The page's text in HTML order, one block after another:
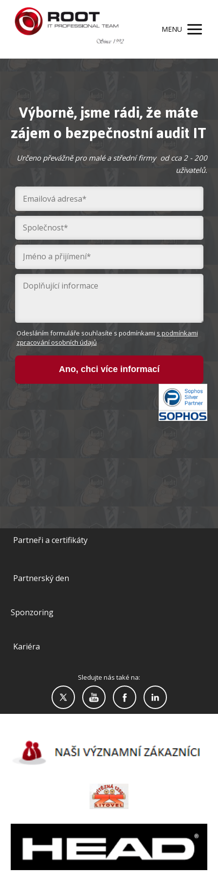
MENU
Výborně, jsme rádi, že máte
zájem o bezpečnostní audit IT
Určeno převážně pro malé a střední firmy od cca 2 - 200
uživatelů.
Odesláním formuláře souhlasíte s podmínkami s podmínkami
zpracování osobních údajů
Ano, chci více informací
Partneři a certifikáty
Partnerský den
Sponzoring
Kariéra
Sledujte nás také na: